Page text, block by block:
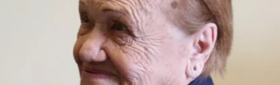
Светлана Дмитренко и полиция
Вторую мировую войну, во время которой
дивизиона. Чтобы попасть
себя на два года старше.
рассказывала, что получила свою первую